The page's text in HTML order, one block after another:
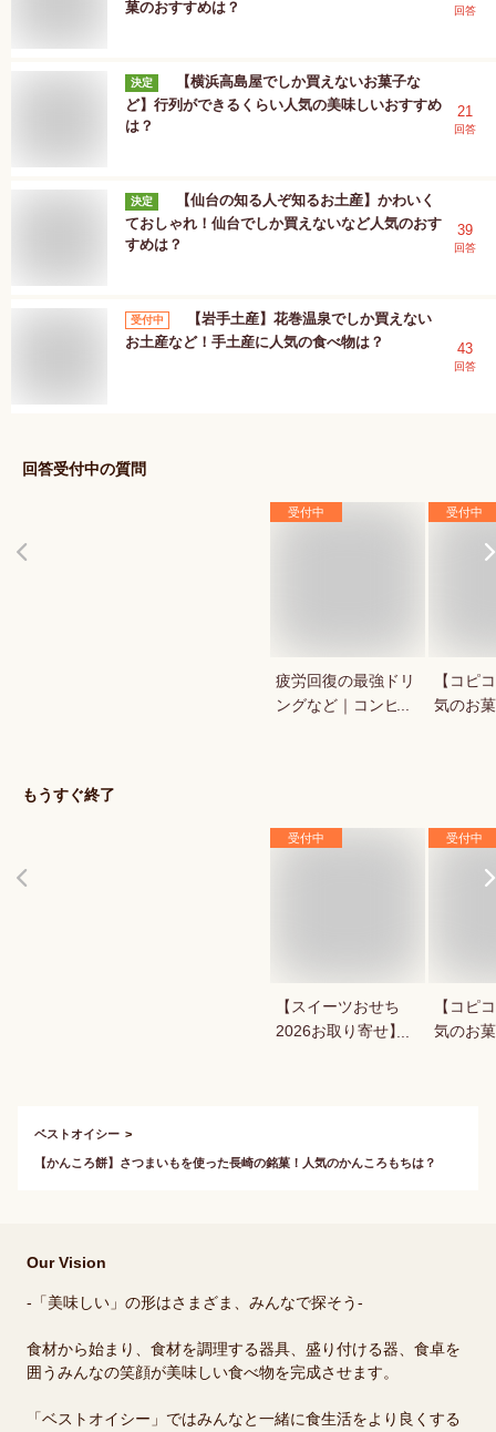
菓のおすすめは？
回答
決定
【横浜高島屋でしか買えないお菓子な
ど】行列ができるくらい人気の美味しいおすすめ
は？
21
回答
決定
【仙台の知る人ぞ知るお土産】かわいく
ておしゃれ！仙台でしか買えないなど人気のおす
すめは？
39
回答
受付中
【岩手土産】花巻温泉でしか買えない
お土産など！手土産に人気の食べ物は？
43
回答
回答受付中の質問
受付中
疲労回復の最強ドリ
ングなど｜コンビ
受付中
【コピ
気のお
もうすぐ終了
受付中
【スイーツおせち
2026お取り寄せ】シ
受付中
【コピ
気のお
ベストオイシー
【かんころ餅】さつまいもを使った長崎の銘菓！人気のかんころもちは？
Our Vision
-「美味しい」の形はさまざま、みんなで探そう-
食材から始まり、食材を調理する器具、盛り付ける器、食卓を
囲うみんなの笑顔が美味しい食べ物を完成させます。
「ベストオイシー」ではみんなと一緒に食生活をより良くする